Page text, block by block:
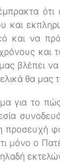
ότι
και
και να
και
βλέπει
θα μας
για το
προσευχή
μόνο ο